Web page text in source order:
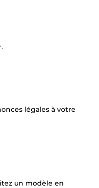
légales à votre
un modèle en